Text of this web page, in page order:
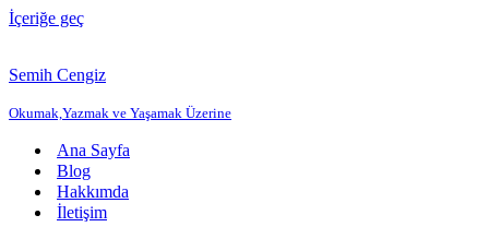
İçeriğe geç
Semih Cengiz
Okumak,Yazmak ve Yaşamak Üzerine
Ana Sayfa
Blog
Hakkımda
İletişim